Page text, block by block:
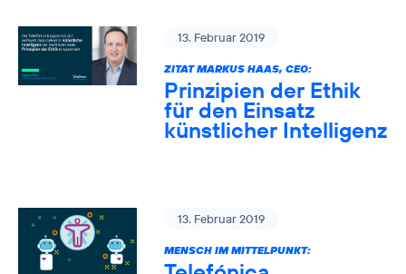
13. Februar 2019
ZITAT MARKUS HAAS, CEO:
Prinzipien der Ethik
für den Einsatz
künstlicher Intelligenz
13. Februar 2019
MENSCH IM MITTELPUNKT: